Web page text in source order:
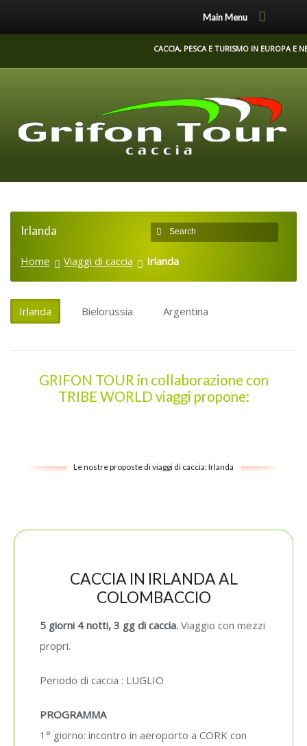
Main Menu
CACCIA, PESCA E TURISMO IN EUROPA E
Irlanda
Home Viaggi di caccia Irlanda
Irlanda Bielorussia Argentina
GRIFON TOUR in collaborazione con
TRIBE WORLD viaggi propone:
Le nostre proposte di viaggi di caccia: Irlanda
CACCIA IN IRLANDA AL
COLOMBACCIO
5 giorni 4 notti, 3 gg di caccia. Viaggio con mezzi
propri.
Periodo di caccia : LUGLIO
PROGRAMMA
1° giorno: incontro in aeroporto a CORK con